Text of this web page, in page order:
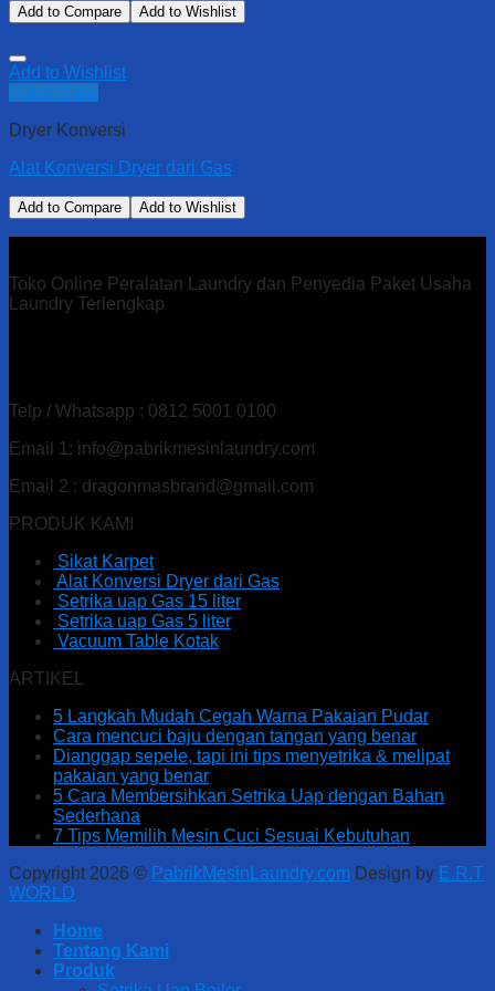
Add to Compare Add to Wishlist
Add to Wishlist
Quick View
Dryer Konversi
Alat Konversi Dryer dari Gas
Add to Compare Add to Wishlist
Toko Online Peralatan Laundry dan Penyedia Paket Usaha
Laundry Terlengkap
Telp / Whatsapp : 0812 5001 0100
Email 1: info@pabrikmesinlaundry.com
Email 2 : dragonmasbrand@gmail.com
PRODUK KAMI
Sikat Karpet
Alat Konversi Dryer dari Gas
Setrika uap Gas 15 liter
Setrika uap Gas 5 liter
Vacuum Table Kotak
ARTIKEL
5 Langkah Mudah Cegah Warna Pakaian Pudar
Cara mencuci baju dengan tangan yang benar
Dianggap sepele, tapi ini tips menyetrika & melipat
pakaian yang benar
5 Cara Membersihkan Setrika Uap dengan Bahan
Sederhana
7 Tips Memilih Mesin Cuci Sesuai Kebutuhan
Copyright 2026 © PabrikMesinLaundry.com Design by E.R.T
WORLD
Home
Tentang Kami
Produk